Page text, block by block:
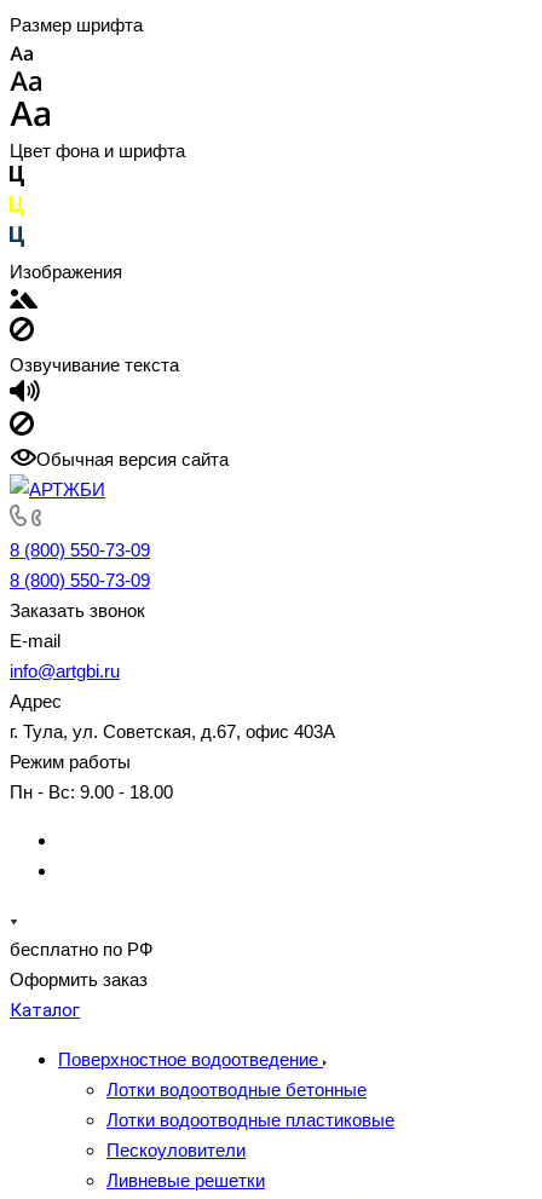
Размер шрифта
Цвет фона и шрифта
Изображения
Озвучивание текста
Обычная версия сайта
8 (800) 550-73-09
8 (800) 550-73-09
Заказать звонок
E-mail
info@artgbi.ru
Адрес
г. Тула, ул. Советская, д.67, офис 403А
Режим работы
Пн - Вс: 9.00 - 18.00
бесплатно по РФ
Оформить заказ
Каталог
Поверхностное водоотведение
Лотки водоотводные бетонные
Лотки водоотводные пластиковые
Пескоуловители
Ливневые решетки